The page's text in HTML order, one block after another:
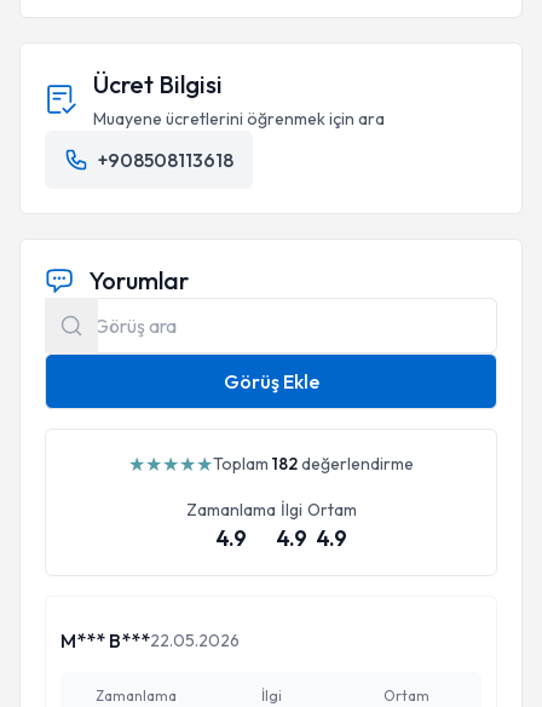
Ücret Bilgisi
Muayene ücretlerini öğrenmek için ara
+908508113618
Yorumlar
Görüş Ekle
★★★★★Toplam 182değerlendirme
Zamanlama
4.9
İlgi
4.9
Ortam
4.9
M*** B***22.05.2026
Zamanlama İlgi Ortam